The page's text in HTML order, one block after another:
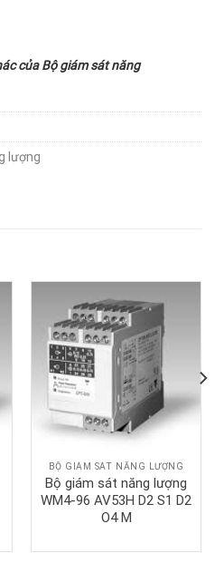
củaBộ giám sát năng
lượng
BỘ GIÁM SÁT NĂNG LƯỢNG
Bộ giám sát năng lượng
WM4-96 AV53H D2 S1 D2
O4 M